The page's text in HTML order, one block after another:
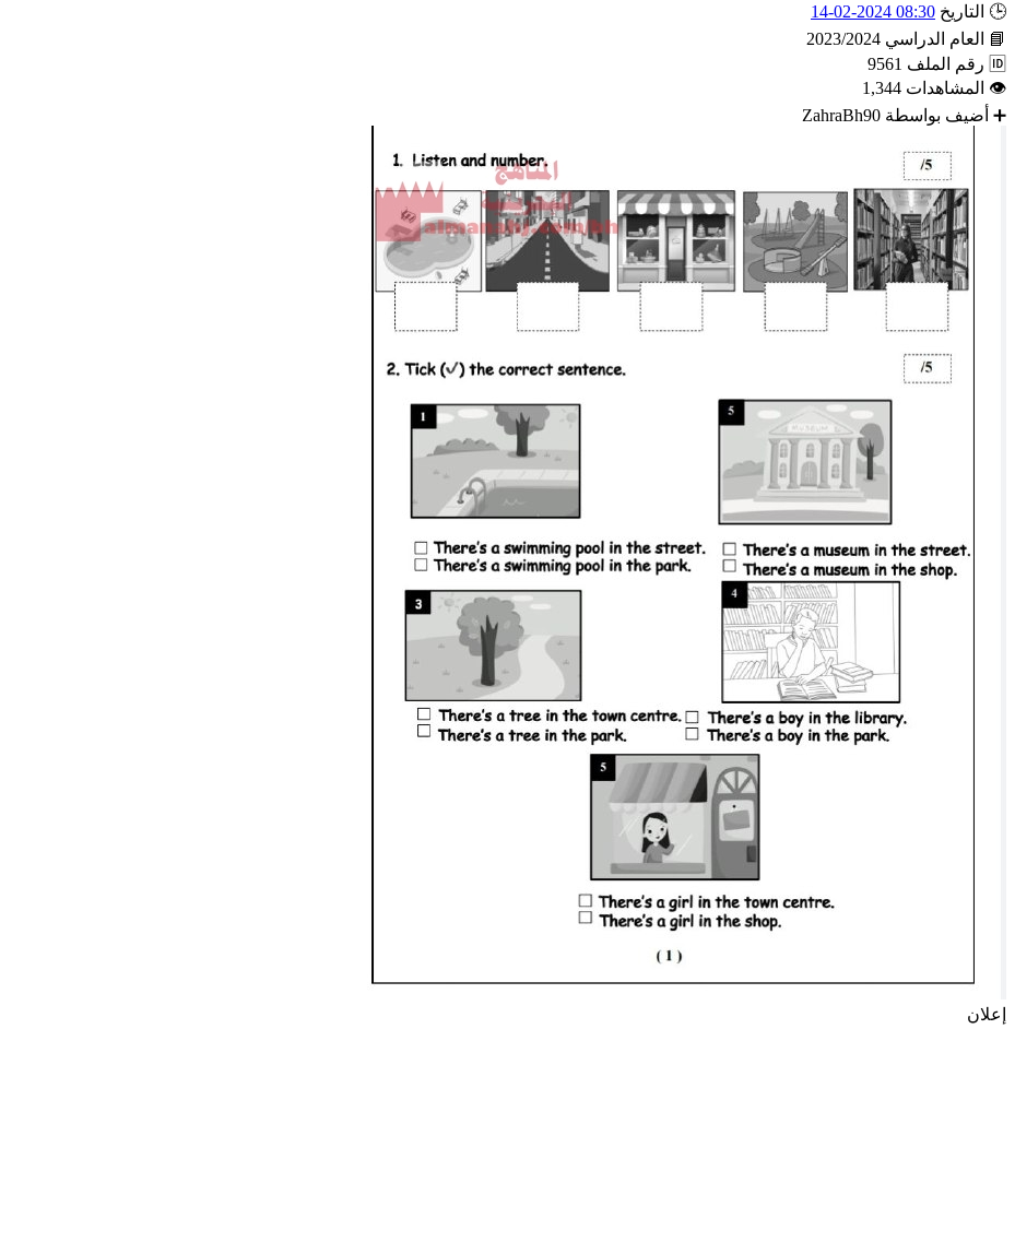
🕒 التاريخ 08:30 2024-02-14
📘
العام الدراسي 2023/2024
🆔 رقم الملف 9561
👁 المشاهدات 1,344
➕ أضيف بواسطة ZahraBh90
إعلان